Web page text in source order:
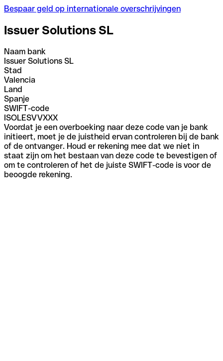
Bespaar geld op internationale overschrijvingen
Issuer Solutions SL
Naam bank
Issuer Solutions SL
Stad
Valencia
Land
Spanje
SWIFT-code
ISOLESVVXXX
Voordat je een overboeking naar deze code van je bank
initieert, moet je de juistheid ervan controleren bij de bank
of de ontvanger. Houd er rekening mee dat we niet in
staat zijn om het bestaan van deze code te bevestigen of
om te controleren of het de juiste SWIFT-code is voor de
beoogde rekening.